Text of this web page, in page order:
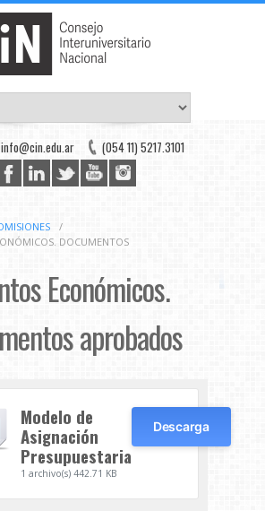
(054 11) 5217.3101
info@cin.edu.ar
/
DOCUMENTOS
Económicos.
aprobados
Modelo de
Asignación
Presupuestaria
1 archivo(s) 442.71 KB
Descarga